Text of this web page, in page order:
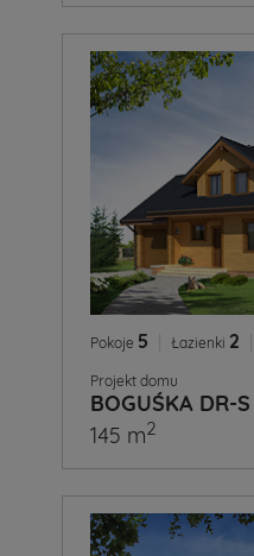
Pokoje 5 Łazienki 2
Projekt domu
BOGUŚKA DR-S
145 m2